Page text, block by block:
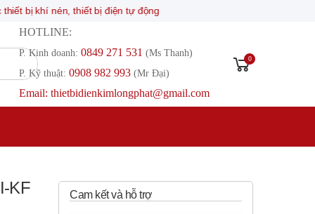
nén, thiết bị điện tự động
HOTLINE:
P. Kinh doanh: 0849 271 531 (Ms Thanh)
P. Kỹ thuật: 0908 982 993​ (Mr Đại)
Email: thietbidienkimlongphat@gmail.com
0
KF Cam kết và hỗ trợ